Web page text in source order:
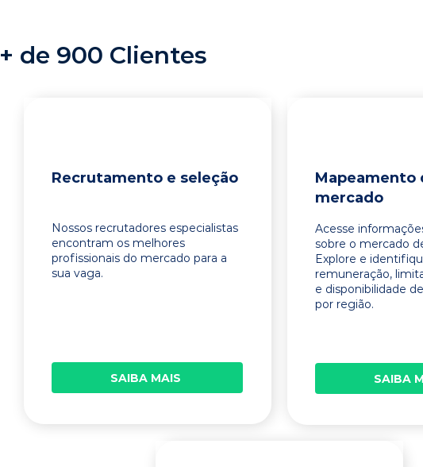
+ de 900 Clientes
Recrutamento e seleção
Nossos recrutadores especialistas
encontram os melhores
profissionais do mercado para a
sua vaga.
SAIBA MAIS
Mapeamento
mercado
Acesse
sobre o mercado
Explore e
remuneração,
e disponibilidade
por região.
SAIBA